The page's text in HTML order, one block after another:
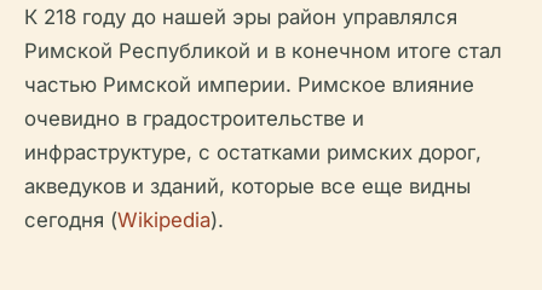
К 218 году до нашей эры район управлялся
Римской Республикой и в конечном итоге стал
частью Римской империи. Римское влияние
очевидно в градостроительстве и
инфраструктуре, с остатками римских дорог,
акведуков и зданий, которые все еще видны
сегодня (Wikipedia).